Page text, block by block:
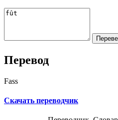
Перевод
Fass
Скачать переводчик